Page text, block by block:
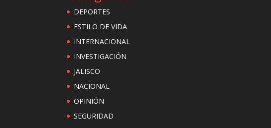
DEPORTES
ESTILO DE VIDA
INTERNACIONAL
INVESTIGACIÓN
JALISCO
NACIONAL
OPINIÓN
SEGURIDAD